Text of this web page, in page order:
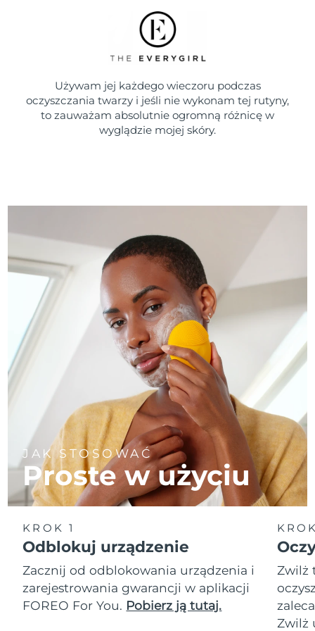
Używam jej każdego wieczoru podczas
oczyszczania twarzy i jeśli nie wykonam tej rutyny,
to zauważam absolutnie ogromną różnicę w
wyglądzie mojej skóry.
JAK STOSOWAĆ
Proste w użyciu
KROK 1
Odblokuj urządzenie
Zacznij od odblokowania urządzenia i
zarejestrowania gwarancji w aplikacji
FOREO For You. Pobierz ją tutaj.
Zwilż
Zwilż